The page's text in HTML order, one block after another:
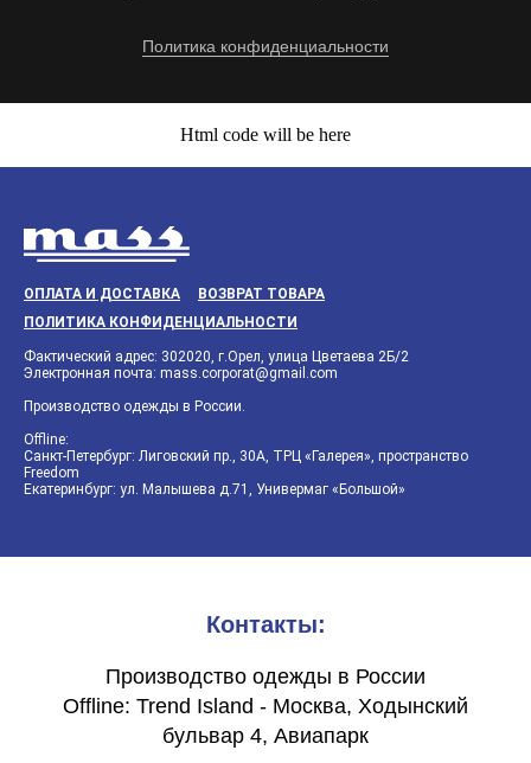
Политика конфиденциальности
Html code will be here
ОПЛАТА И ДОСТАВКА
ВОЗВРАТ ТОВАРА
ПОЛИТИКА КОНФИДЕНЦИАЛЬНОСТИ
Фактический адрес: 302020, г.Орел, улица Цветаева 2Б/2
Электронная почта: mass.corporat@gmail.com
Производство одежды в России.
Offline:
Санкт-Петербург: Лиговский пр., 30А, ТРЦ «Галерея», пространство
Freedom
Екатеринбург: ул. Малышева д.71, Универмаг «Большой»
Контакты:
Производство одежды в России
Offline: Trend Island - Москва, Ходынский
бульвар 4, Авиапарк